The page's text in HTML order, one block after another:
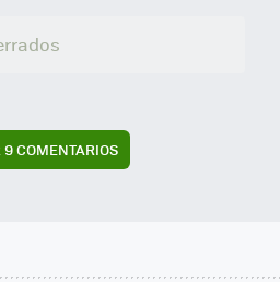
9 COMENTARIOS